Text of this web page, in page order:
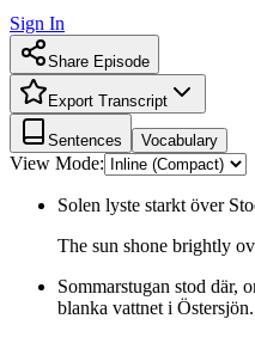
Sign In
Share Episode
Export Transcript
Sentences Vocabulary
View Mode:
Solen lyste starkt över
The sun shone brightly
Sommarstugan stod där,
blanka vattnet i Östersjön.